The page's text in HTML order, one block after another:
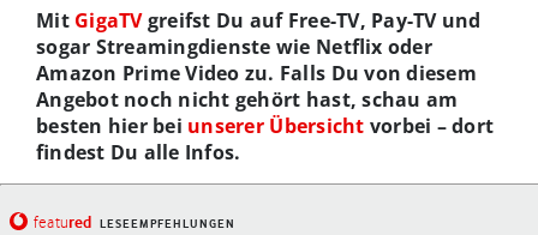
Mit GigaTVgreifst Du auf Free-TV, Pay-TV und
sogar Streamingdienste wie Netflix oder
Amazon Prime Video zu. Falls Du von diesem
Angebot noch nicht gehört hast, schau am
besten hier bei unserer Übersicht vorbei – dort
findest Du alle Infos.
featured LESEEMPFEHLUNGEN